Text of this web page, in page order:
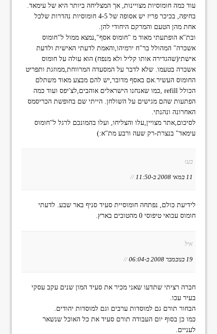
עוד כמה חומוסיות מצויינות, אך המצליחה ביותר היא של עימאד.
בחיפה, בכיכר פריז יש אסופה של 4-5 חומוסיות נהדרות שלכל
אחת מהן הטעם והמרקם היחודי להן.
ובת"א הופתעתי מאוד מ "חומוס אסף",נמצא ממול ל"חומוס
אשכרה" המהולל בר"ח ירמיהו,והאמת לדעתי האישית ולדעת
אישתי(שהגדירה אותו קליל ולא מנפח) הוא עולה על חומוס
אשכרה בטעמו. שלא לדבר על המסעדה המרווחת,ממוזגת ותפריט
החומוס העשיר.אם באסף מדובר,יש להם מבצע מאוד משתלם
הכולל refill ,כמו שאנחנו הישראלים אוהבים,לצ'יפס ועוד כמה
הפתעות שהם מגישים על השולחן. הייתי שם בחופשת הכריסמס
האחרונה ונהנתי.
לסיכום,אתר מצויין,עלו והצליחו, ועלו בהמונכם לרגל ל"חומוס
עימאד" בנצרת-רק שעה ורבע מת"א:)
בעז
11 במאי 2008 ב-11:50 //
לידיעת כולם, נפתחה חומוסיית סעיד סניף באר שבע. לדעתי
חומוס עכואי טיפוסי 0 מהטובים בארץ.
איל
19 בנובמבר 2008 ב-06:04 //
חברה רציתי שתדעו שאני מכיר את סעיד המון שנים עקב עסקי
בעיר עכו.
הבחור תורם גם למוסדות ערבים וגם למוסדות יהודים.
כמו כן בסוף יום העבודה תורם סעיד את כל האוכל שנשאר
לעניים.